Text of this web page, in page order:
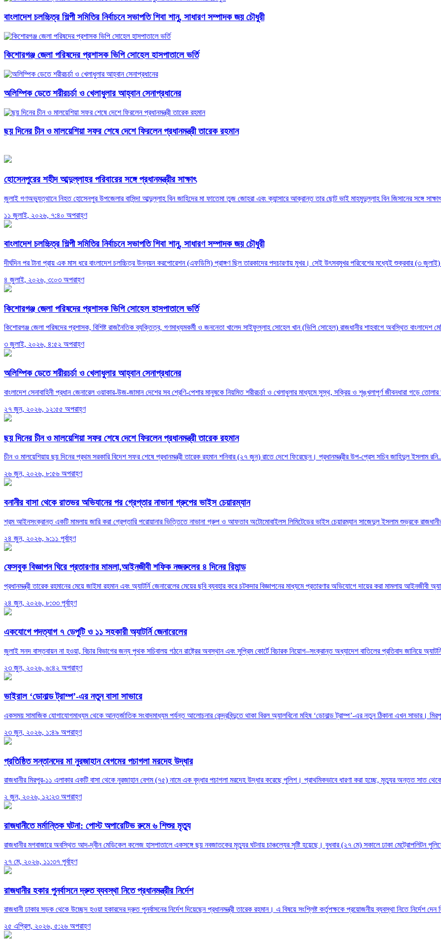
বাংলাদেশ চলচ্চিত্র শিল্পী সমিতির নির্বাচনে সভাপতি শিবা শানু, সাধারণ সম্পাদক জয় চৌধুরী
কিশোরগঞ্জ জেলা পরিষদের প্রশাসক ভিপি সোহেল হাসপাতালে ভর্তি
অলিম্পিক ডেতে শরীরচর্চা ও খেলাধুলার আহ্বান সেনাপ্রধানের
ছয় দিনের চীন ও মালয়েশিয়া সফর শেষে দেশে ফিরলেন প্রধানমন্ত্রী তারেক রহমান
হোসেনপুরের শহীদ আব্দুল্লাহর পরিবারের সঙ্গে প্রধানমন্ত্রীর সাক্ষাৎ
জুলাই গণঅভ্যুত্থানে নিহত হোসেনপুর উপজেলার বাসিন্দা আব্দুল্লাহ বিন জাহিদের মা ফাতেমা তুজ জোহরা এবং ক্যান্সারে আক্রান্ত তার ছোট ভাই মাহমুদুল্লাহ বিন জিসানের সঙ্গে
১১ জুলাই, ২০২৬, ৭:৪০ অপরাহ্ণ
বাংলাদেশ চলচ্চিত্র শিল্পী সমিতির নির্বাচনে সভাপতি শিবা শানু, সাধারণ সম্পাদক জয় চৌধুরী
দীর্ঘদিন পর টানা প্রায় এক মাস ধরে বাংলাদেশ চলচ্চিত্র উন্নয়ন করপোরেশন (এফডিসি) প্রাঙ্গণ ছিল তারকাদের পদচারণায় মুখর। সেই উৎসবমুখর পরিবেশের মধ্যেই শুক্রবার (৩
৪ জুলাই, ২০২৬, ৩:০৩ অপরাহ্ণ
কিশোরগঞ্জ জেলা পরিষদের প্রশাসক ভিপি সোহেল হাসপাতালে ভর্তি
কিশোরগঞ্জ জেলা পরিষদের প্রশাসক, বিশিষ্ট রাজনৈতিক ব্যক্তিত্ব, গণমাধ্যমকর্মী ও জননেতা খালেদ সাইফুল্লাহ সোহেল খান (ভিপি সোহেল) রাজধানীর শাহবাগে অবস্থিত বাংলাদেশ
৩ জুলাই, ২০২৬, ৪:৫২ অপরাহ্ণ
অলিম্পিক ডেতে শরীরচর্চা ও খেলাধুলার আহ্বান সেনাপ্রধানের
বাংলাদেশ সেনাবাহিনী প্রধান জেনারেল ওয়াকার-উজ-জামান দেশের সব শ্রেণি-পেশার মানুষকে নিয়মিত শরীরচর্চা ও খেলাধুলার মাধ্যমে সুস্থ, সক্রিয় ও শৃঙ্খলাপূর্ণ জীবনধারা গড়ে
২৭ জুন, ২০২৬, ১২:৫৫ অপরাহ্ণ
ছয় দিনের চীন ও মালয়েশিয়া সফর শেষে দেশে ফিরলেন প্রধানমন্ত্রী তারেক রহমান
চীন ও মালয়েশিয়ায় ছয় দিনের প্রথম সরকারি বিদেশ সফর শেষে প্রধানমন্ত্রী তারেক রহমান শনিবার (২৭ জুন) রাতে দেশে ফিরেছেন। প্রধানমন্ত্রীর উপ-প্রেস সচিব জাহিদুল ইসলাম
২৬ জুন, ২০২৬, ৮:৫৬ অপরাহ্ণ
বনানীর বাসা থেকে রাতভর অভিযানের পর গ্রেপ্তার নাভানা গ্রুপের ভাইস চেয়ারম্যান
শ্রম আইনসংক্রান্ত একটি মামলায় জারি করা গ্রেপ্তারি পরোয়ানার ভিত্তিতে নাভানা গ্রুপ ও আফতাব অটোমোবাইলস লিমিটেডের ভাইস চেয়ারম্যান সাজেদুল ইসলাম শুভ্রকে
২৪ জুন, ২০২৬, ৯:১১ পূর্বাহ্ণ
ফেসবুক বিজ্ঞাপন ঘিরে প্রতারণার মামলা,আইনজীবী শফিক নজরুলের ৪ দিনের রিমান্ড
প্রধানমন্ত্রী তারেক রহমানের মেয়ে জাইমা রহমান এবং অ্যাটর্নি জেনারেলের মেয়ের ছবি ব্যবহার করে চটকদার বিজ্ঞাপনের মাধ্যমে প্রতারণার অভিযোগে দায়ের করা মামলায়
২৪ জুন, ২০২৬, ৮:৩৩ পূর্বাহ্ণ
একযোগে পদত্যাগ ৭ ডেপুটি ও ১১ সহকারী অ্যাটর্নি জেনারেলের
জুলাই সনদ বাস্তবায়ন না হওয়া, বিচার বিভাগের জন্য পৃথক সচিবালয় গঠনে রাষ্ট্রের অবস্থান এবং সুপ্রিম কোর্টে বিচারক নিয়োগ–সংক্রান্ত অধ্যাদেশ বাতিলের প্রতিবাদ জানিয়ে
২৩ জুন, ২০২৬, ৬:৪২ অপরাহ্ণ
ভাইরাল ‘ডোনাল্ড ট্রাম্প’-এর নতুন বাসা সাভারে
একসময় সামাজিক যোগাযোগমাধ্যম থেকে আন্তর্জাতিক সংবাদমাধ্যম পর্যন্ত আলোচনার কেন্দ্রবিন্দুতে থাকা বিরল অ্যালবিনো মহিষ ‘ডোনাল্ড ট্রাম্প’-এর নতুন ঠিকানা এখন সাভার।
২৩ জুন, ২০২৬, ১:৪৯ অপরাহ্ণ
প্রতিষ্ঠিত সন্তানদের মা নুরজাহান বেগমের পচাগলা মরদেহ উদ্ধার
রাজধানীর মিরপুর-১১ এলাকার একটি বাসা থেকে নুরজাহান বেগম (৭৫) নামে এক বৃদ্ধার পচাগলা মরদেহ উদ্ধার করেছে পুলিশ। প্রাথমিকভাবে ধারণা করা হচ্ছে, মৃত্যুর অন্তত সাত
২ জুন, ২০২৬, ১২:২৩ অপরাহ্ণ
রাজধানীতে মর্মান্তিক ঘটনা: পোস্ট অপারেটিভ রুমে ৬ শিশুর মৃত্যু
রাজধানীর মগবাজারে অবস্থিত আদ-দ্বীন মেডিকেল কলেজ হাসপাতালে একসঙ্গে ছয় নবজাতকের মৃত্যুর ঘটনায় চাঞ্চল্যের সৃষ্টি হয়েছে। বুধবার (২৭ মে) সকালে ঢাকা মেট্রোপলিটন
২৭ মে, ২০২৬, ১১:৩৭ পূর্বাহ্ণ
রাজধানীর হকার পুনর্বাসনে দ্রুত ব্যবস্থা নিতে প্রধানমন্ত্রীর নির্দেশ
রাজধানী ঢাকার সড়ক থেকে উচ্ছেদ হওয়া হকারদের দ্রুত পুনর্বাসনের নির্দেশ দিয়েছেন প্রধানমন্ত্রী তারেক রহমান। এ বিষয়ে সংশ্লিষ্ট কর্তৃপক্ষকে প্রয়োজনীয় ব্যবস্থা নিতে নির্দেশ দেন
২৫ এপ্রিল, ২০২৬, ৫:২৬ অপরাহ্ণ